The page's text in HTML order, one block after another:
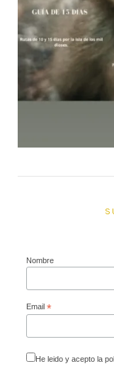
Nombre
Email *
He leido y acepto la